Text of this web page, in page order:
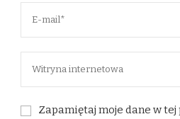
Zapamiętaj moje dane w